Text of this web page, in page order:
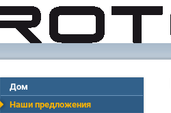
Дом
Наши предложения